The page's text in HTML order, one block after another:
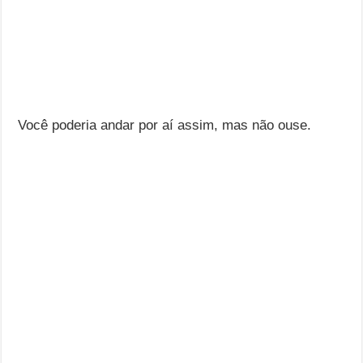
Você poderia andar por aí assim, mas não ouse.